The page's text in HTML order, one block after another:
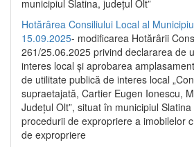
municipiul Slatina, județul Olt”
Hotărârea Consiliului Local al
15.09.2025- modificarea Hotărârii
261/25.06.2025 privind declararea de
interes local și aprobarea
de utilitate publică de interes local
supraetajată, Cartier Eugen Ionescu,
Județul Olt”, situat în municipiul
procedurii de expropriere a imobilelor
de expropriere